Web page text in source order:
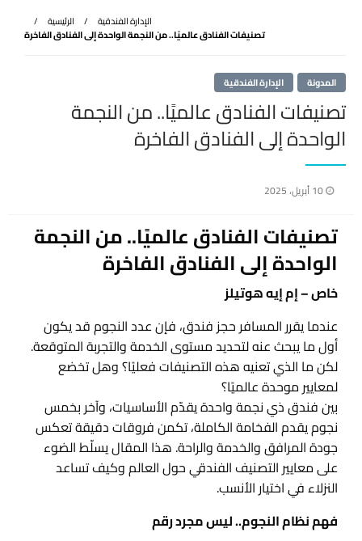
الرئيسية
الإدارة الفندقية
تصنيفات الفنادق عالميًا.. من النجمة الواحدة إلى الفنادق الفاخرة
الإدارة الفندقية المدونة
تصنيفات الفنادق عالميًا.. من النجمة
الواحدة إلى الفنادق الفاخرة
نُشر
10 أبريل، 2025
تصنيفات الفنادق عالميًا.. من النجمة
الواحدة إلى الفنادق الفاخرة
خاص – إم إيه هوتيلز
عندما يقرر المسافر حجز فندق، فإن عدد النجوم قد يكون
أول ما يبحث عنه لتحديد مستوى الخدمة والتجربة المتوقعة.
لكن ما الذي تعنيه هذه التصنيفات فعليًا؟ وهل تخضع
لمعايير موحدة عالميًا؟
بين فندق ذي نجمة واحدة يقدّم الأساسيات، وآخر بخمس
نجوم يقدم الفخامة الكاملة، تكمن فروقات دقيقة تعكس
جودة المرافق والخدمة والراحة. هذا المقال يسلّط الضوء
على معايير التصنيف الفندقي حول العالم وكيف تساعد
النزلاء في اختيار الأنسب.
فهم نظام النجوم.. ليس مجرد رقم